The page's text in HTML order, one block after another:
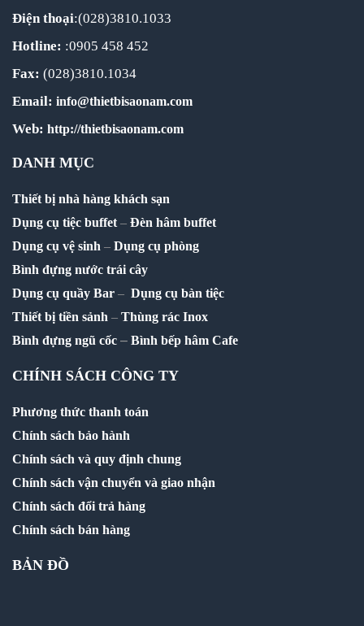
Điện thoại:(028)3810.1033
Hotline: :0905 458 452
Fax: (028)3810.1034
Email: info@thietbisaonam.com
Web: http://thietbisaonam.com
DANH MỤC
Thiết bị nhà hàng khách sạn
Dụng cụ tiệc buffet – Đèn hâm buffet
Dụng cụ vệ sinh – Dụng cụ phòng
Bình đựng nước trái cây
Dụng cụ quầy Bar – Dụng cụ bàn tiệc
Thiết bị tiền sảnh – Thùng rác Inox
Bình đựng ngũ cốc – Bình bếp hâm Cafe
CHÍNH SÁCH CÔNG TY
Phương thức thanh toán
Chính sách bảo hành
Chính sách và quy định chung
Chính sách vận chuyển và giao nhận
Chính sách đổi trả hàng
Chính sách bán hàng
BẢN ĐỒ